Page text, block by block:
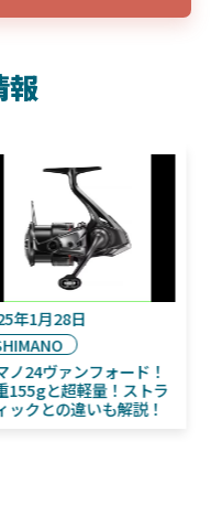
報
年2月2日
ノ25コンプレックス
ライトリグを意のまま
24ヴァンフォードとの